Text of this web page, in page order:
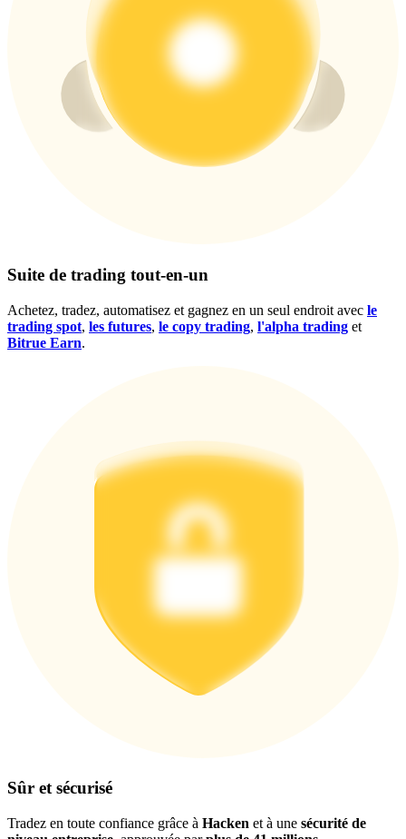
Plus d'événements
Gagnez des prix et des récompenses exclusives
Se connecter
S'inscrire
l'application Bitrue
Suite de trading tout-en-un
Achetez, tradez, automatisez et gagnez en un seul endroit avec le
trading spot, les futures, le copy trading, l'alpha trading et
Bitrue Earn.
Sûr et sécurisé
Tradez en toute confiance grâce à Hacken et à une sécurité de